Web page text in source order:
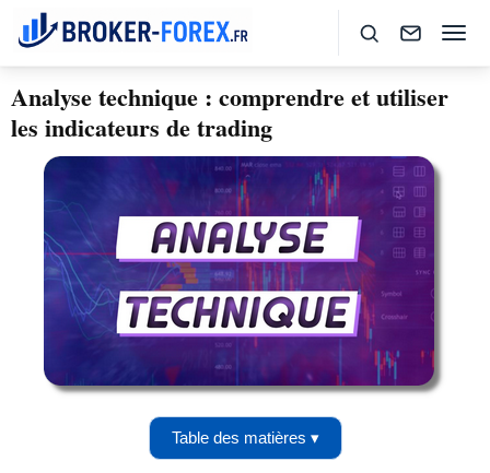
Analyse technique : comprendre et utiliser
les indicateurs de trading
Table des matières ▾